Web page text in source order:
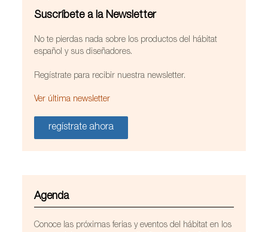
Suscríbete a la Newsletter
No te pierdas nada sobre los productos del hábitat
español y sus diseñadores.
Regístrate para recibir nuestra newsletter.
Ver última newsletter
regístrate ahora
Agenda
Conoce las próximas ferias y eventos del hábitat en los